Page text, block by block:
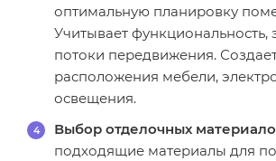
оптимальную планировку
Учитывает функциональность,
потоки передвижения.
расположения мебели,
освещения.
Выбор отделочных
подходящие материалы для